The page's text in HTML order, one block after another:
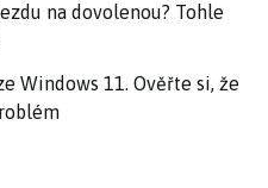
na dovolenou? Tohle
Windows 11. Ověřte si, že